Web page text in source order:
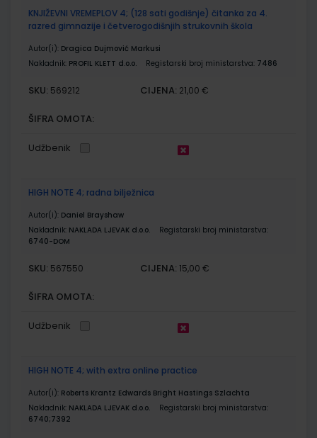
KNJIŽEVNI VREMEPLOV 4; (128 sati godišnje) čitanka za 4.
razred gimnazije i četverogodišnjih strukovnih škola
Autor(i): Dragica Dujmović Markusi
Nakladnik: PROFIL KLETT d.o.o. Registarski broj ministarstva: 7486
SKU: 569212 CIJENA: 21,00 €
ŠIFRA OMOTA:
Udžbenik
HIGH NOTE 4; radna bilježnica
Autor(i): Daniel Brayshaw
Nakladnik: NAKLADA LJEVAK d.o.o.
Registarski broj ministarstva:
6740-DOM
SKU: 567550 CIJENA: 15,00 €
ŠIFRA OMOTA:
Udžbenik
HIGH NOTE 4; with extra online practice
Autor(i): Roberts Krantz Edwards Bright Hastings Szlachta
Nakladnik: NAKLADA LJEVAK d.o.o.
Registarski broj ministarstva:
6740;7392